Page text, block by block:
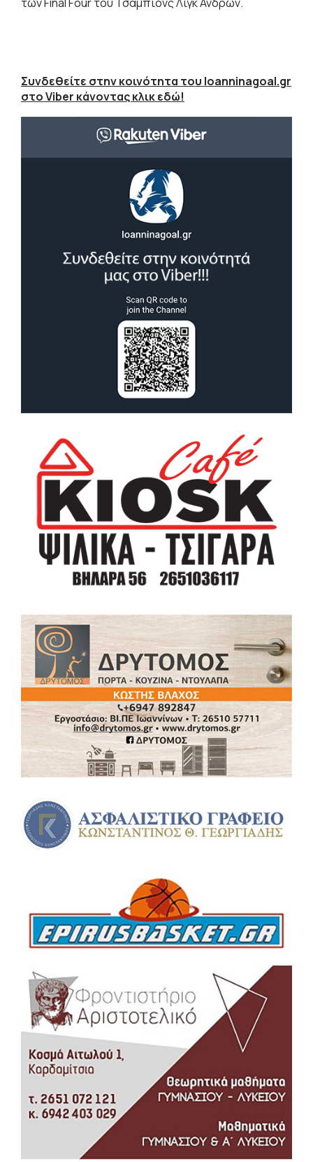
Συνδεθείτε στην κοινότητα του Ioanninagoal.gr
στο Viber κάνοντας κλικ εδώ!